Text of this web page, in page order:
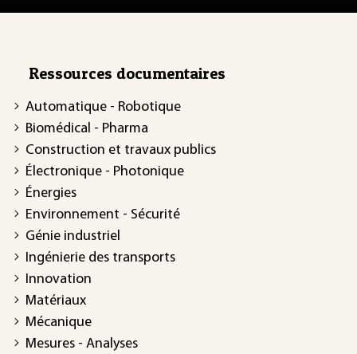
Ressources documentaires
Automatique - Robotique
Biomédical - Pharma
Construction et travaux publics
Électronique - Photonique
Énergies
Environnement - Sécurité
Génie industriel
Ingénierie des transports
Innovation
Matériaux
Mécanique
Mesures - Analyses